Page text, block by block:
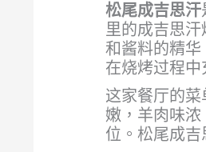
松尾成吉思汗
里的成吉思
和酱料的精
在烧烤过程中
这家餐厅的
嫩，羊肉味
位。松尾成